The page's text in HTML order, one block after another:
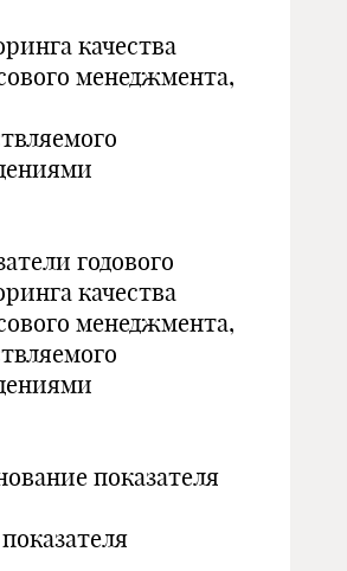
качества
менеджмента,
годового
качества
менеджмента,
показателя